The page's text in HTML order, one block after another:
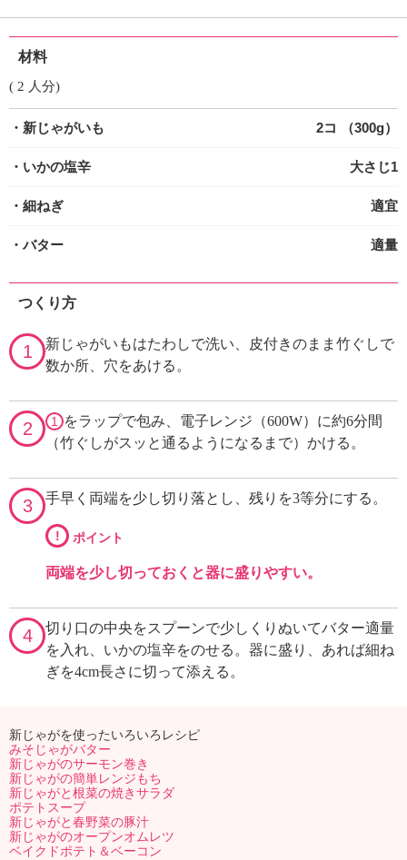
材料
( 2 人分)
・新じゃがいも 2コ （300g）
・いかの塩辛 大さじ1
・細ねぎ 適宜
・バター 適量
つくり方
1
新じゃがいもはたわしで洗い、皮付きのまま竹ぐしで
数か所、穴をあける。
2 1 をラップで包み、電子レンジ（600W）に約6分間
（竹ぐしがスッと通るようになるまで）かける。
3 手早く両端を少し切り落とし、残りを3等分にする。
! ポイント
両端を少し切っておくと器に盛りやすい。
4
切り口の中央をスプーンで少しくりぬいてバター適量
を入れ、いかの塩辛をのせる。器に盛り、あれば細ね
ぎを4cm長さに切って添える。
新じゃがを使ったいろいろレシピ
みそじゃがバター
新じゃがのサーモン巻き
新じゃがの簡単レンジもち
新じゃがと根菜の焼きサラダ
ポテトスープ
新じゃがと春野菜の豚汁
新じゃがのオープンオムレツ
ベイクドポテト＆ベーコン